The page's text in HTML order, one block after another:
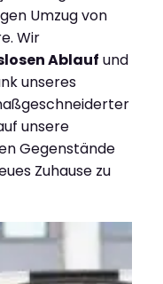
Umzug von
Wir
Ablauf und
unseres
unsere
Gegenstände
Zuhause zu